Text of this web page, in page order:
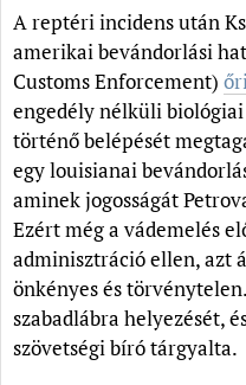
A reptéri incidens után
amerikai bevándorlási
Customs Enforcement)
engedély nélküli
történő belépését
egy louisianai
aminek jogosságát
Ezért még a vádemelés
adminisztráció ellen, azt
önkényes és
szabadlábra helyezését,
szövetségi bíró tárgyalta.